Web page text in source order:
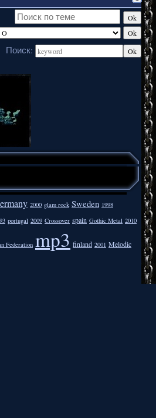
Поиск:
2000 glam rock Sweden 1998
portugal 2009 Crossover spain Gothic Metal 2010
Federation mp3 finland 2001 Melodic